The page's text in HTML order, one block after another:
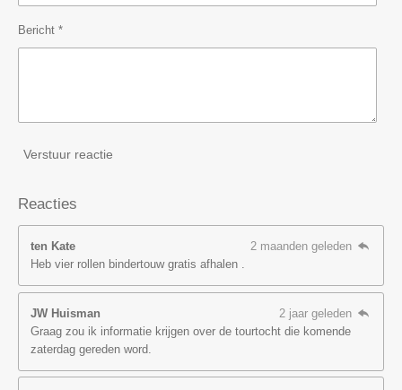
Bericht *
Verstuur reactie
Reacties
ten Kate
2 maanden geleden
Heb vier rollen bindertouw gratis afhalen .
JW Huisman
2 jaar geleden
Graag zou ik informatie krijgen over de tourtocht die komende
zaterdag gereden word.